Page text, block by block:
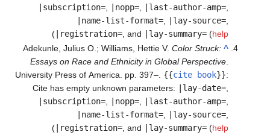
|subscription=, |nopp=, |last-author-amp=,
|name-list-format=, |lay-source=,
|registration=, and |lay-summary= (help
)
^
Adekunle, Julius O.; Williams, Hettie V.Color Struck:
Essays on Race and Ethnicity in Global Perspective
University Press of America. pp. 397–. {{cite book}}:
Cite has empty unknown parameters:
|lay-date=
|subscription=
|nopp= |last-author-amp=
|name-list-format=
|lay-source=
|registration= , and |lay-summary= (help
)